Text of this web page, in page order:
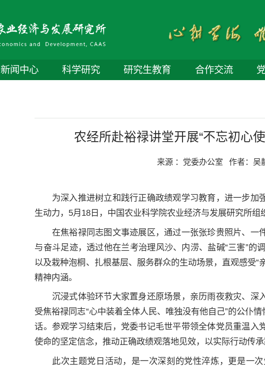
新闻中心 科学研究 研究生教育 合作交流
农经所赴裕禄讲堂开展“不忘初心
来源 ： 党委办公室 作者：吴
为深入推进树立和践行正确政绩观学习教育，进一步
生动力，5月18日，中国农业科学院农业经济与发展研究所组
在焦裕禄同志图文事迹展区，通过一张张珍贵照片、
与奋斗足迹，透过他在兰考治理风沙、内涝、盐碱“三害”的
以及栽种泡桐、扎根基层、服务群众的生动场景，直观感受
精神内涵。
沉浸式体验环节大家置身还原场景，亲历雨夜救灾、
受焦裕禄同志“心中装着全体人民、唯独没有他自己”的公仆
话。参观学习结束后，党委书记毛世平带领全体党员重温
使命的坚定信念，推动正确政绩观落地见效，以实际行动传承
此次主题党日活动，是一次深刻的党性淬炼，更是一